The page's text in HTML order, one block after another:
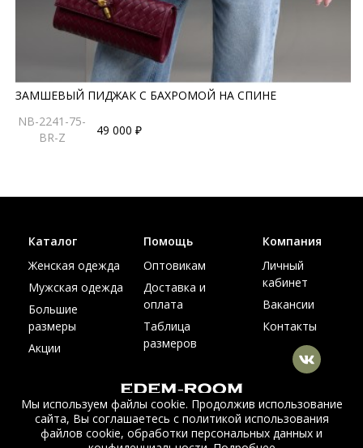
ЗАМШЕВЫЙ ПИДЖАК С БАХРОМОЙ НА СПИНЕ
NB-2241-75-
BR-Z
49 000 ₽
© Интернет магазин верхней одежды из меха и кожи
EDEM-ROOM 2011-2026
Каталог
Женская одежда
Мужская одежда
Большие
размеры
Акции
Помощь
Оптовикам
Доставка и
оплата
Таблица
размеров
Компания
Личный
кабинет
Вакансии
Контакты
Мы используем файлы cookie. Продолжив использование
сайта, Вы соглашаетесь с политикой использования
файлов cookie, обработки персональных данных и